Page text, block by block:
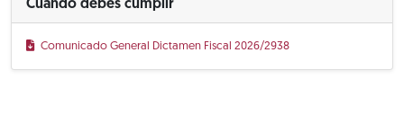
Cuando debes cumplir
Comunicado General Dictamen Fiscal 2026/2938